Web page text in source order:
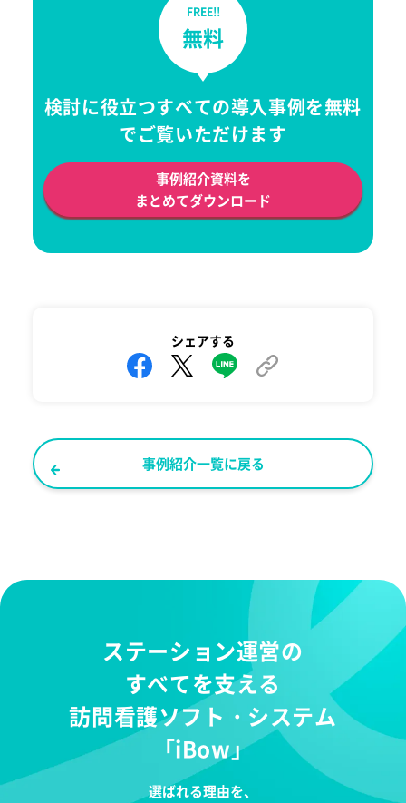
検討に役立つすべての導入事例を無料
でご覧いただけます
FREE!!
無料
事例紹介資料を
まとめてダウンロード
シェアする
事例紹介一覧に戻る
ステーション運営の
すべてを支える
訪問看護ソフト・システム
「iBow」
選ばれる理由を、